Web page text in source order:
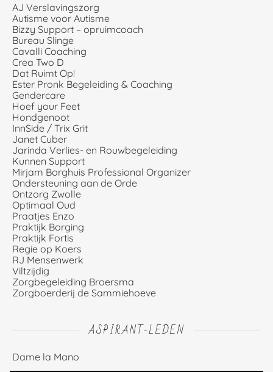
AJ Verslavingszorg
Autisme voor Autisme
Bizzy Support – opruimcoach
Bureau Slinge
Cavalli Coaching
Crea Two D
Dat Ruimt Op!
Ester Pronk Begeleiding & Coaching
Gendercare
Hoef your Feet
Hondgenoot
InnSide / Trix Grit
Janet Cuber
Jarinda Verlies- en Rouwbegeleiding
Kunnen Support
Mirjam Borghuis Professional Organizer
Ondersteuning aan de Orde
Ontzorg Zwolle
Optimaal Oud
Praatjes Enzo
Praktijk Borging
Praktijk Fortis
Regie op Koers
RJ Mensenwerk
Viltzijdig
Zorgbegeleiding Broersma
Zorgboerderij de Sammiehoeve
ASPIRANT-LEDEN
Dame la Mano